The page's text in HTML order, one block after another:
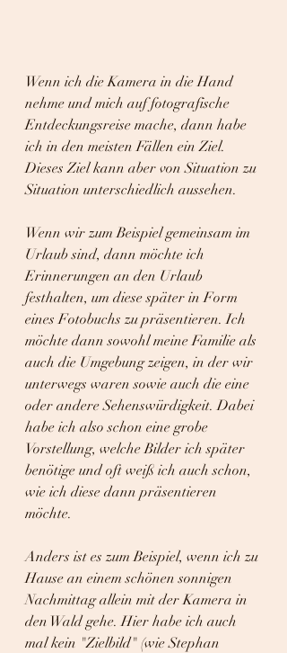
Wenn ich die Kamera in die Hand
nehme und mich auf fotografische
Entdeckungsreise mache, dann habe
ich in den meisten Fällen ein Ziel.
Dieses Ziel kann aber von Situation zu
Situation unterschiedlich aussehen.
Wenn wir zum Beispiel gemeinsam im
Urlaub sind, dann möchte ich
Erinnerungen an den Urlaub
festhalten, um diese später in Form
eines Fotobuchs zu präsentieren. Ich
möchte dann sowohl meine Familie als
auch die Umgebung zeigen, in der wir
unterwegs waren sowie auch die eine
oder andere Sehenswürdigkeit. Dabei
habe ich also schon eine grobe
Vorstellung, welche Bilder ich später
benötige und oft weiß ich auch schon,
wie ich diese dann präsentieren
möchte.
Anders ist es zum Beispiel, wenn ich zu
Hause an einem schönen sonnigen
Nachmittag allein mit der Kamera in
den Wald gehe. Hier habe ich auch
mal kein "Zielbild" (wie Stephan